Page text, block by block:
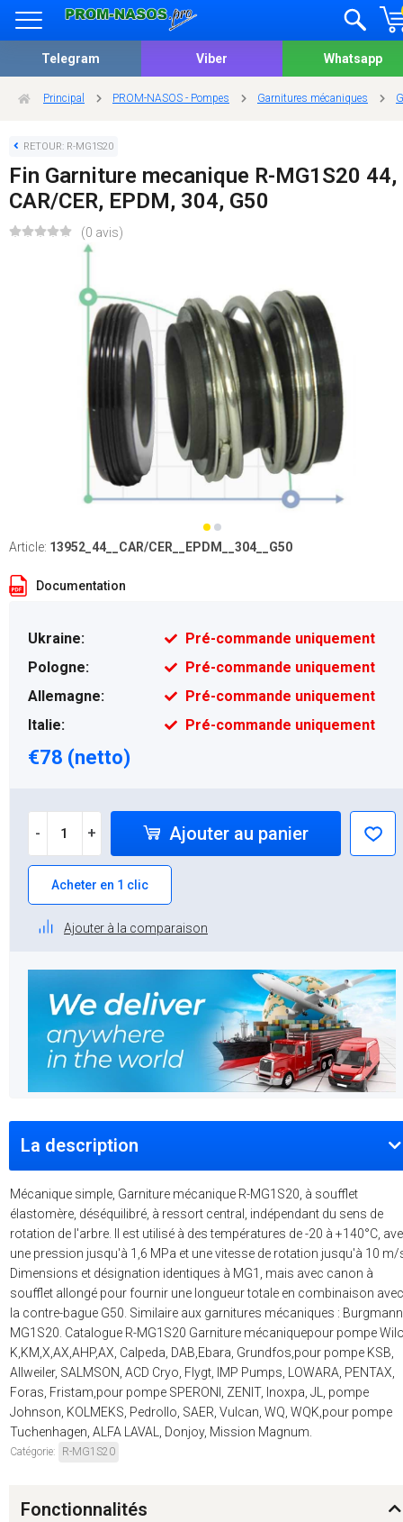
Telegram Viber Whatsapp
Principal PROM-NASOS - Pompes Garnitures mécaniques
RETOUR: R-MG1S20
Fin Garniture mecanique R-MG1S20 44,
CAR/CER, EPDM, 304, G50
(0 avis)
Article: 13952_44__CAR/CER__EPDM__304__G50
Documentation
Ukraine:
Pré-commande uniquement
Pologne:
Pré-commande uniquement
Allemagne:
Pré-commande uniquement
Italie:
Pré-commande uniquement
€78 (netto)
- + Ajouter au panier
Acheter en 1 clic
Ajouter à la comparaison
La description
Mécanique simple, Garniture mécanique R-MG1S20, à soufflet
élastomère, déséquilibré, à ressort central, indépendant du sens de
rotation de l'arbre. Il est utilisé à des températures de -20 à +140°C,
une pression jusqu'à 1,6 MPa et une vitesse de rotation jusqu'à 10 m/
Dimensions et désignation identiques à MG1, mais avec canon à
soufflet allongé pour fournir une longueur totale en combinaison avec
la contre-bague G50. Similaire aux garnitures mécaniques : Burgmann
MG1S20. Catalogue R-MG1S20 Garniture mécaniquepour pompe
K,KM,X,AX,AHP,AX, Calpeda, DAB,Ebara, Grundfos,pour pompe KSB,
Allweiler, SALMSON, ACD Cryo, Flygt, IMP Pumps, LOWARA, PENTAX,
Foras, Fristam,pour pompe SPERONI, ZENIT, Inoxpa, JL, pompe
Johnson, KOLMEKS, Pedrollo, SAER, Vulcan, WQ, WQK,pour pompe
Tuchenhagen, ALFA LAVAL, Donjoy, Mission Magnum.
Catégorie: R-MG1S20
Fonctionnalités